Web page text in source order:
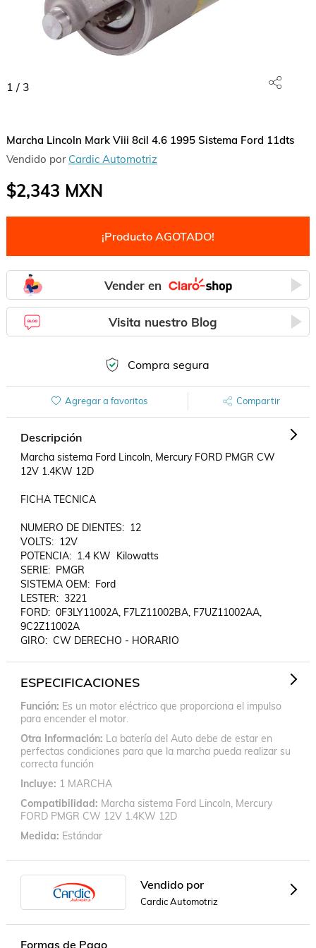
1 / 3
Marcha Lincoln Mark Viii 8cil 4.6 1995 Sistema Ford 11dts
Vendido por Cardic Automotriz
$2,343 MXN
¡Producto AGOTADO!
Vender en
Visita nuestro Blog
Compra segura
Agregar a favoritos Compartir
Descripción
Marcha sistema Ford Lincoln, Mercury FORD PMGR CW
12V 1.4KW 12D
FICHA TECNICA
NUMERO DE DIENTES:  12
VOLTS:  12V
POTENCIA:  1.4 KW  Kilowatts
SERIE:  PMGR
SISTEMA OEM:  Ford
LESTER:  3221
FORD:  0F3LY11002A, F7LZ11002BA, F7UZ11002AA,
9C2Z11002A
GIRO:  CW DERECHO - HORARIO
ESPECIFICACIONES
Función Es un motor eléctrico que proporciona el impulso
para encender el motor.
Otra Información La batería del Auto debe de estar en
perfectas condiciones para que la marcha pueda realizar su
correcta función
Incluye
1 MARCHA
Compatibilidad Marcha sistema Ford Lincoln, Mercury
FORD PMGR CW 12V 1.4KW 12D
Medida Estándar
Vendido por
Cardic Automotriz
Formas de Pago